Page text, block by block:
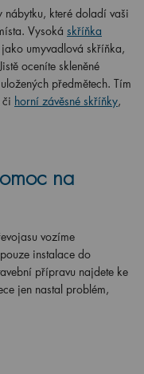
které doladí vaši
Vysoká skříňka
umyvadlová skříňka,
oceníte skleněné
předmětech. Tím
či horní závěsné skříňky,
na
vozíme
instalace do
přípravu najdete ke
jen nastal problém,